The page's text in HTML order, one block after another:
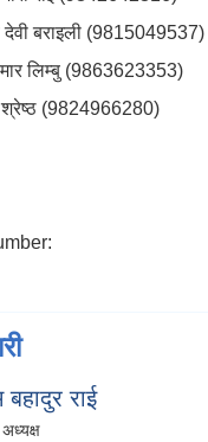
बराइली (9815049537)
लिम्बु (9863623353)
श्रेष्ठ (9824966280)
बहादुर राई